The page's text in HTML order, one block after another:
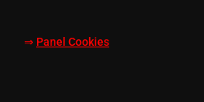
⇒ Panel Cookies